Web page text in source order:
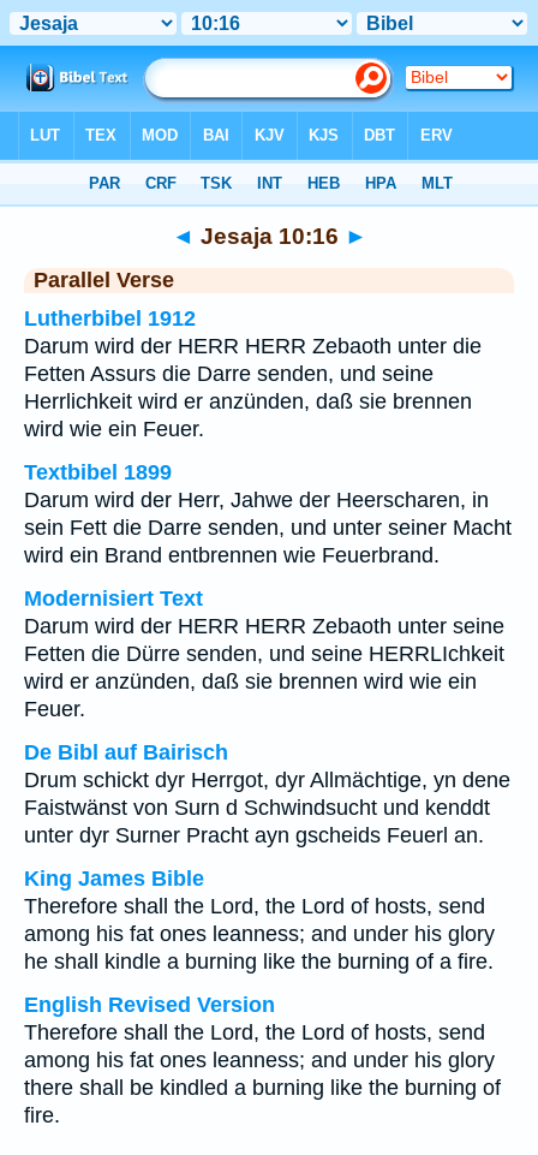
◄ Jesaja 10:16 ►
Parallel Verse
Lutherbibel 1912
Darum wird der HERR HERR Zebaoth unter die
Fetten Assurs die Darre senden, und seine
Herrlichkeit wird er anzünden, daß sie brennen
wird wie ein Feuer.
Textbibel 1899
Darum wird der Herr, Jahwe der Heerscharen, in
sein Fett die Darre senden, und unter seiner Macht
wird ein Brand entbrennen wie Feuerbrand.
Modernisiert Text
Darum wird der HERR HERR Zebaoth unter seine
Fetten die Dürre senden, und seine HERRLIchkeit
wird er anzünden, daß sie brennen wird wie ein
Feuer.
De Bibl auf Bairisch
Drum schickt dyr Herrgot, dyr Allmächtige, yn dene
Faistwänst von Surn d Schwindsucht und kenddt
unter dyr Surner Pracht ayn gscheids Feuerl an.
King James Bible
Therefore shall the Lord, the Lord of hosts, send
among his fat ones leanness; and under his glory
he shall kindle a burning like the burning of a fire.
English Revised Version
Therefore shall the Lord, the Lord of hosts, send
among his fat ones leanness; and under his glory
there shall be kindled a burning like the burning of
fire.